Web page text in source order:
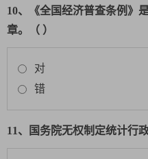
10、《全国经济普查条例》
章。（ ）
对
错
11、国务院无权制定统计行